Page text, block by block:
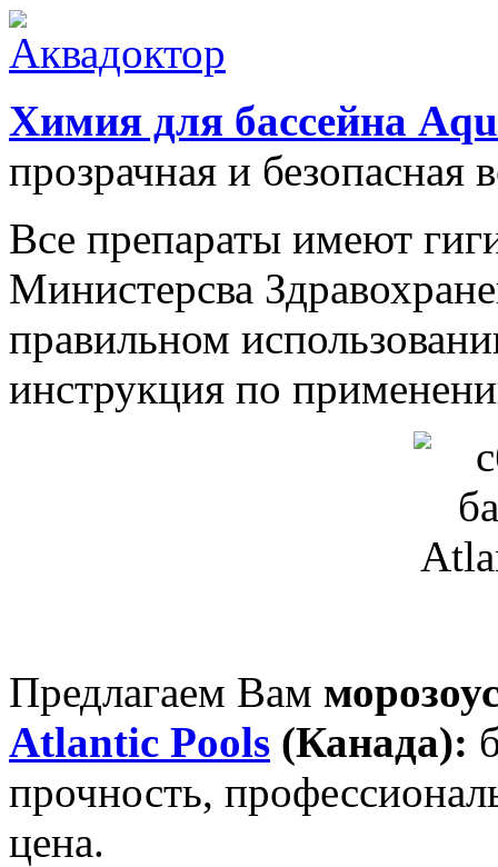
Химия для бассейна
прозрачная и безопасная
Все препараты имеют
Министерсва
правильном
инструкция по
Предлагаем Вам
Atlantic Pools (Канада):
прочность,
цена.